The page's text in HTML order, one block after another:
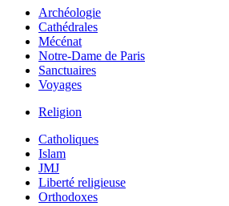
Archéologie
Cathédrales
Mécénat
Notre-Dame de Paris
Sanctuaires
Voyages
Religion
Catholiques
Islam
JMJ
Liberté religieuse
Orthodoxes